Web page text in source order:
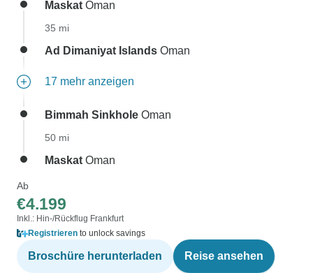
Maskat Oman
35 mi
Ad Dimaniyat Islands Oman
17 mehr anzeigen
Bimmah Sinkhole Oman
50 mi
Maskat Oman
Ab
€4.199
Inkl.: Hin-/Rückflug Frankfurt
Registrieren to unlock savings
Broschüre herunterladen Reise ansehen